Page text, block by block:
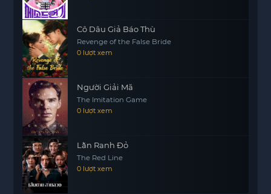
Cô Dâu Giả Báo Thù
Revenge of the False Bride
0 lượt xem
Người Giải Mã
The Imitation Game
0 lượt xem
Lằn Ranh Đỏ
The Red Line
0 lượt xem